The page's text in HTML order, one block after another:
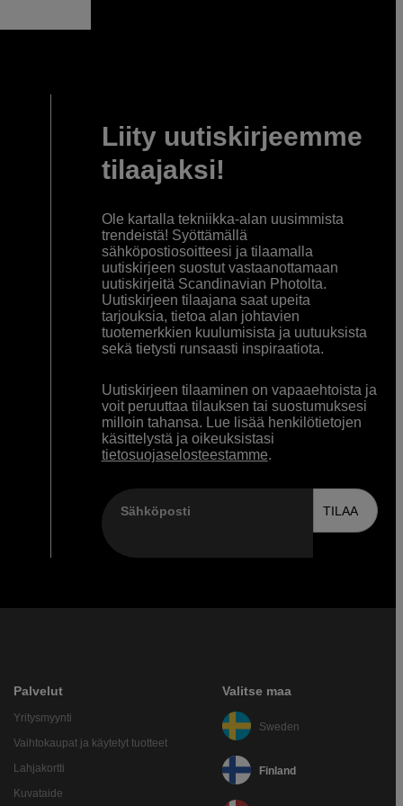
Liity uutiskirjeemme
tilaajaksi!
Ole kartalla tekniikka-alan uusimmista
trendeistä! Syöttämällä
sähköpostiosoitteesi ja tilaamalla
uutiskirjeen suostut vastaanottamaan
uutiskirjeitä Scandinavian Photolta.
Uutiskirjeen tilaajana saat upeita
tarjouksia, tietoa alan johtavien
tuotemerkkien kuulumisista ja uutuuksista
sekä tietysti runsaasti inspiraatiota.
Uutiskirjeen tilaaminen on vapaaehtoista ja
voit peruuttaa tilauksen tai suostumuksesi
milloin tahansa. Lue lisää henkilötietojen
käsittelystä ja oikeuksistasi
tietosuojaselosteestamme.
Sähköposti TILAA
Palvelut
Yritysmyynti
Vaihtokaupat ja käytetyt tuotteet
Lahjakortti
Kuvataide
Valitse maa
Sweden
Finland